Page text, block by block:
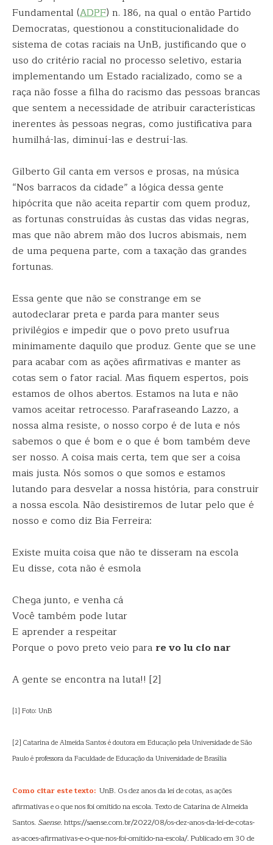
Fundamental (ADPF) n. 186, na qual o então Partido
Democratas, questionou a constitucionalidade do
sistema de cotas raciais na UnB, justificando que o
uso do critério racial no processo seletivo, estaria
implementando um Estado racializado, como se a
raça não fosse a filha do racismo das pessoas brancas
que sentem a necessidade de atribuir características
inerentes às pessoas negras, como justificativa para
humilhá-las, diminuí-las e destruí-las.
Gilberto Gil canta em versos e prosas, na música
“Nos barracos da cidade” a lógica dessa gente
hipócrita que não aceita repartir com quem produz,
as fortunas construídas às custas das vidas negras,
mas que não abrem mão dos lucros abismais, nem
de uma pequena parte, com a taxação das grandes
fortunas.
Essa gente que não se constrange em se
autodeclarar preta e parda para manter seus
privilégios e impedir que o povo preto usufrua
minimamente daquilo que produz. Gente que se une
para acabar com as ações afirmativas e manter as
cotas sem o fator racial. Mas fiquem espertos, pois
estamos de olhos abertos. Estamos na luta e não
vamos aceitar retrocesso. Parafraseando Lazzo, a
nossa alma resiste, o nosso corpo é de luta e nós
sabemos o que é bom e o que é bom também deve
ser nosso. A coisa mais certa, tem que ser a coisa
mais justa. Nós somos o que somos e estamos
lutando para desvelar a nossa história, para construir
a nossa escola. Não desistiremos de lutar pelo que é
nosso e como diz Bia Ferreira:
Existe muita coisa que não te disseram na escola
Eu disse, cota não é esmola
Chega junto, e venha cá
Você também pode lutar
E aprender a respeitar
Porque o povo preto veio para re vo lu cio nar
A gente se encontra na luta!! [2]
[1] Foto: UnB
[2] Catarina de Almeida Santos é doutora em Educação pela Universidade de São
Paulo é professora da Faculdade de Educação da Universidade de Brasília
Como citar este texto: UnB. Os dez anos da lei de cotas, as ações
afirmativas e o que nos foi omitido na escola. Texto de Catarina de Almeida
Santos. Saense. https://saense.com.br/2022/08/os-dez-anos-da-lei-de-cotas-
as-acoes-afirmativas-e-o-que-nos-foi-omitido-na-escola/. Publicado em 30 de